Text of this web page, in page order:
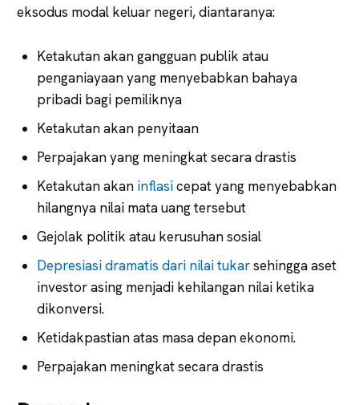
eksodus modal keluar negeri, diantaranya:
Ketakutan akan gangguan publik atau
penganiayaan yang menyebabkan bahaya
pribadi bagi pemiliknya
Ketakutan akan penyitaan
Perpajakan yang meningkat secara drastis
Ketakutan akan inflasicepat yang menyebabkan
hilangnya nilai mata uang tersebut
Gejolak politik atau kerusuhan sosial
Depresiasi dramatis dari nilai tukarsehingga aset
investor asing menjadi kehilangan nilai ketika
dikonversi.
Ketidakpastian atas masa depan ekonomi.
Perpajakan meningkat secara drastis